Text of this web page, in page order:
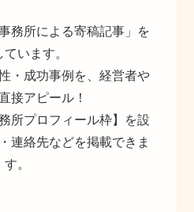
務所による寄稿記事」を
います。
・成功事例を、経営者や
接アピール！
所プロフィール枠】を設
連絡先などを掲載できま
す。